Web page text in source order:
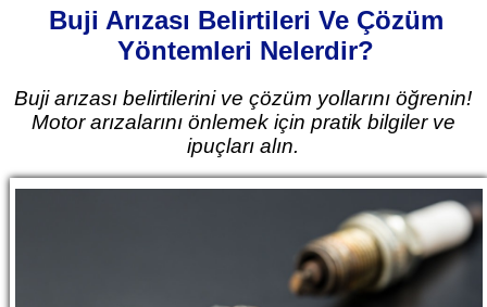
Buji Arızası Belirtileri Ve Çözüm
Yöntemleri Nelerdir?
Buji arızası belirtilerini ve çözüm yollarını öğrenin!
Motor arızalarını önlemek için pratik bilgiler ve
ipuçları alın.